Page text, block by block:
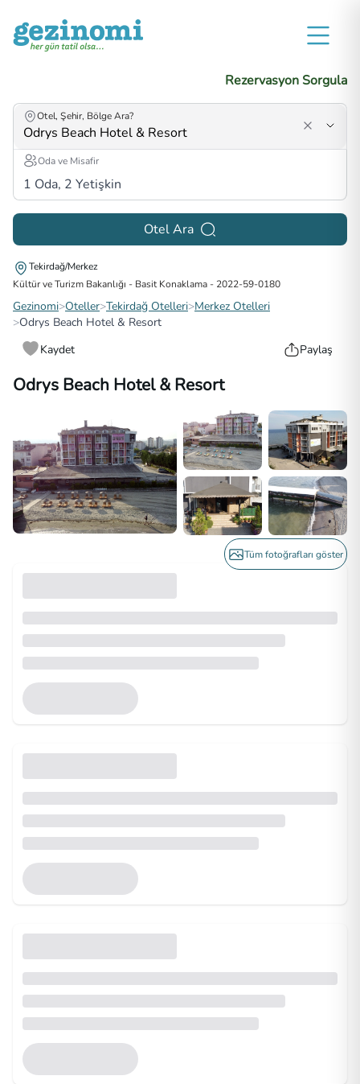
Rezervasyon Sorgula
Otel, Şehir, Bölge Ara?
Oda ve Misafir
1 Oda, 2 Yetişkin
Otel Ara
Tekirdağ/Merkez
Kültür ve Turizm Bakanlığı - Basit Konaklama - 2022-59-0180
Gezinomi>Oteller>Tekirdağ Otelleri>Merkez Otelleri
>Odrys Beach Hotel & Resort
Paylaş
Kaydet
Odrys Beach Hotel & Resort
Tüm fotoğrafları göster